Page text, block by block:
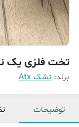
تخت فلزی یک نفره
برند: تشک Atx
توضیحات